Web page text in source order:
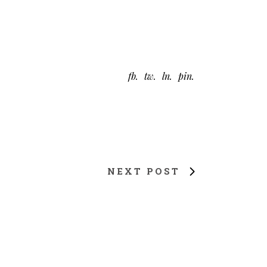
fb tw ln pin
NEXT POST